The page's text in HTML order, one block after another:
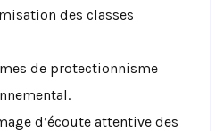
des classes
de protectionnisme
d’écoute attentive des